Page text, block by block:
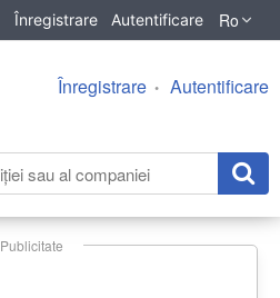
Înregistrare Autentificare Ro
Înregistrare Autentificare
Publicitate